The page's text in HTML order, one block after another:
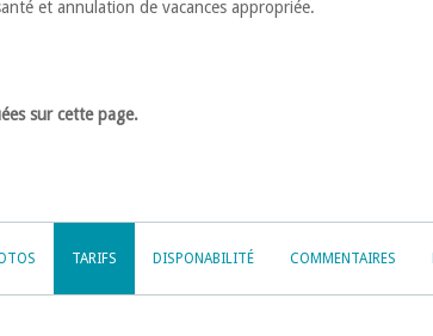
et annulation de vacances appropriée.
sur cette page.
TARIFS DISPONABILITÉ COMMENTAIRES